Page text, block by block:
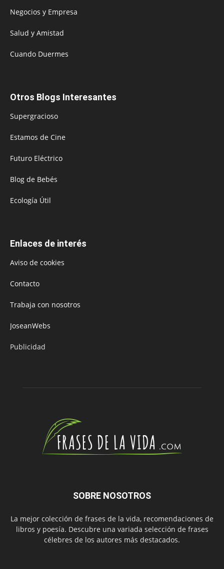
Negocios y Empresa
Salud y Amistad
Cuando Duermes
Otros Blogs Interesantes
Supergracioso
Estamos de Cine
Futuro Eléctrico
Blog de Bebés
Ecología Útil
Enlaces de interés
Aviso de cookies
Contacto
Trabaja con nosotros
JoseanWebs
Publicidad
SOBRE NOSOTROS
La mejor colección de frases de la vida, recomendaciones de
libros y poesía. Descubre una variada selección de frases
célebres de los autores más destacados.